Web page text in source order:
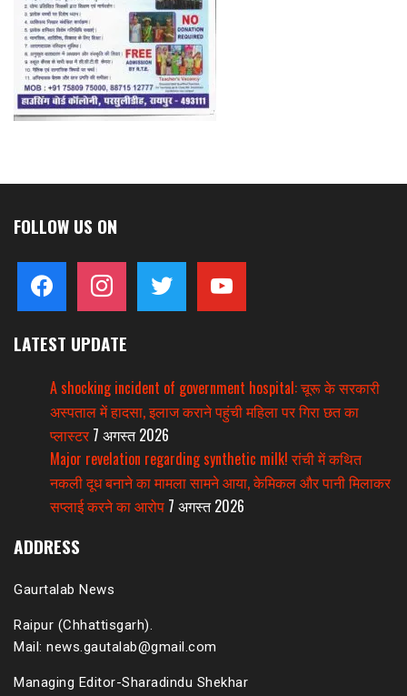
FOLLOW US ON
facebook instagram twitter youtube
LATEST UPDATE
A shocking incident of government hospital: चूरू के सरकारी
अस्पताल में हादसा, इलाज कराने पहुंची महिला पर गिरा छत का
प्लास्टर 7 अगस्त 2026
Major revelation regarding synthetic milk! रांची में कथित
नकली दूध बनाने का मामला सामने आया, केमिकल और पानी मिलाकर
सप्लाई करने का आरोप 7 अगस्त 2026
ADDRESS
Gaurtalab News
Raipur (Chhattisgarh).
Mail: news.gautalab@gmail.com
Managing Editor-Sharadindu Shekhar